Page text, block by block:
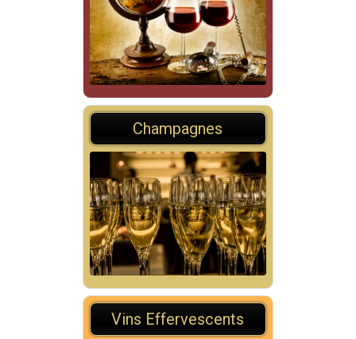
Champagnes
Vins Effervescents